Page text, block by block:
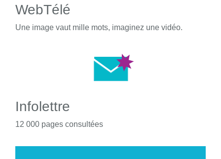
WebTélé
Une image vaut mille mots, imaginez une vidéo.
Infolettre
12 000 pages consultées